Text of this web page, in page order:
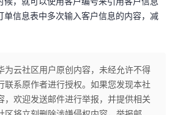
单信息表中多次输入客户信息的内容，减
为云社区用户原创内容，未经允许不得
联系原作者进行授权。如果您发现本社
，欢迎发送邮件进行举报，并提供相关